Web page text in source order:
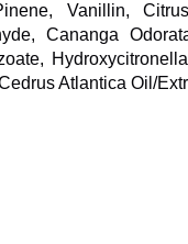
Vanillin,
Cananga
Atlantica Oil/